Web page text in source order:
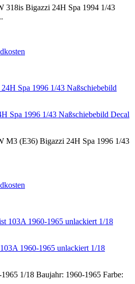
318is Bigazzi 24H Spa 1994 1/43
Spa 1996 1/43 Naßschiebebild Decal
M3 (E36) Bigazzi 24H Spa 1996 1/43
1960-1965 unlackiert 1/18
1/18 Baujahr: 1960-1965 Farbe: